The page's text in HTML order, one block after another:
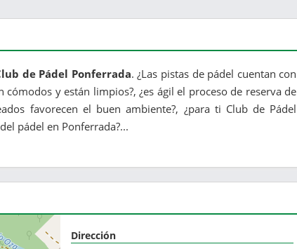
de Pádel Ponferrada. ¿Las pistas de pádel cuentan con
y están limpios?, ¿es ágil el proceso de reserva de
favorecen el buen ambiente?, ¿para ti Club de Pádel
pádel en Ponferrada?...
Dirección